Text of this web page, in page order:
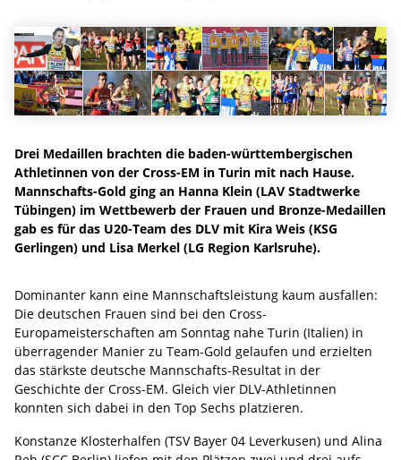
Drei Medaillen brachten die baden-württembergischen
Athletinnen von der Cross-EM in Turin mit nach Hause.
Mannschafts-Gold ging an Hanna Klein (LAV Stadtwerke
Tübingen) im Wettbewerb der Frauen und Bronze-Medaillen
gab es für das U20-Team des DLV mit Kira Weis (KSG
Gerlingen) und Lisa Merkel (LG Region Karlsruhe).
Dominanter kann eine Mannschaftsleistung kaum ausfallen:
Die deutschen Frauen sind bei den Cross-
Europameisterschaften am Sonntag nahe Turin (Italien) in
überragender Manier zu Team-Gold gelaufen und erzielten
das stärkste deutsche Mannschafts-Resultat in der
Geschichte der Cross-EM. Gleich vier DLV-Athletinnen
konnten sich dabei in den Top Sechs platzieren.
Konstanze Klosterhalfen (TSV Bayer 04 Leverkusen) und Alina